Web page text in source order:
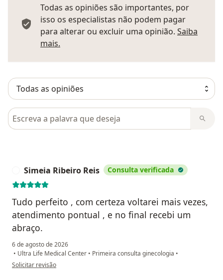
Todas as opiniões são importantes, por
isso os especialistas não podem pagar
para alterar ou excluir uma opinião. Saiba
mais.
Pesquisar em opiniões
Simeia Ribeiro Reis Consulta verificada
Tudo perfeito , com certeza voltarei mais vezes,
atendimento pontual , e no final recebi um
abraço.
6 de agosto de 2026
• Ultra Life Medical Center • Primeira consulta ginecologia •
na opinião do utilizador Simeia Ribeiro Reis
Solicitar revisão